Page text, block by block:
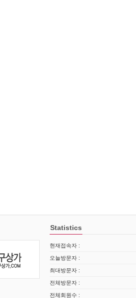
Statistics
현재접속자 :
오늘방문자 :
최대방문자 :
전체방문자 :
전체회원수 :